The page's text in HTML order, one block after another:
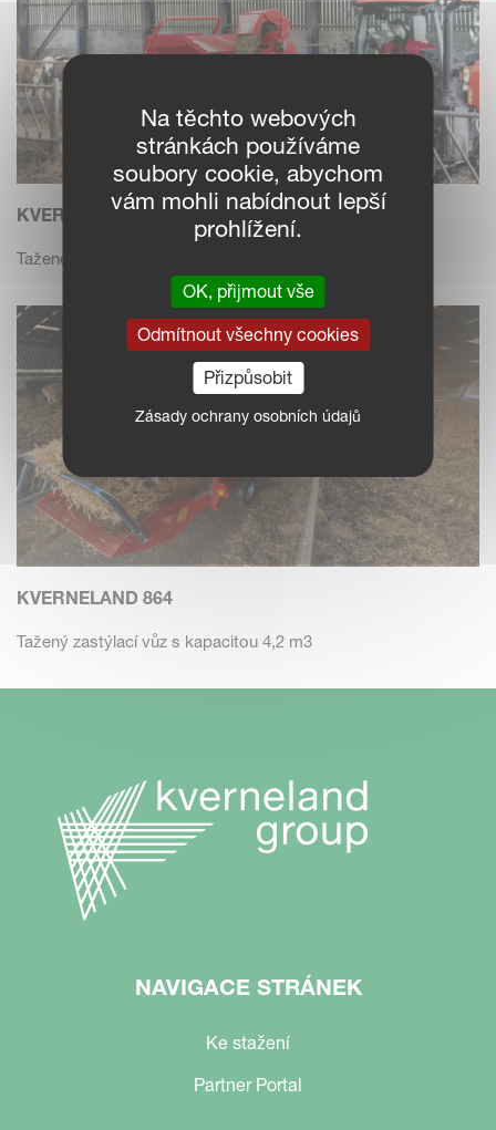
KVERNELAND 863 - 863 PRO
Tažené zastýlací vozy s kapacitou 3,0 m2.
KVERNELAND 864
Tažený zastýlací vůz s kapacitou 4,2 m3
NAVIGACE STRÁNEK
Ke stažení
Partner Portal
Na těchto webových
stránkách používáme
soubory cookie, abychom
vám mohli nabídnout lepší
prohlížení.
OK, přijmout vše
Odmítnout všechny cookies
Přizpůsobit
Zásady ochrany osobních údajů